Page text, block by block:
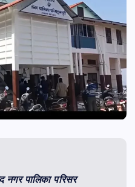
नगर पालिका परिसर